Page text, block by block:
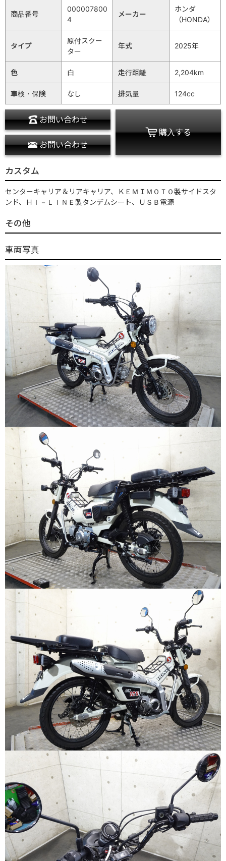
商品番号
000007800
4
メーカー
ホンダ
（HONDA）
タイプ
原付スクー
ター
年式 2025年
色 白 走行距離 2,204km
車検・保険 なし 排気量 124cc
お問い合わせ
お問い合わせ
購入する
カスタム
センターキャリア＆リアキャリア、ＫＥＭＩＭＯＴＯ製サイドスタ
ンド、ＨＩ－ＬＩＮＥ製タンデムシート、ＵＳＢ電源
その他
車両写真